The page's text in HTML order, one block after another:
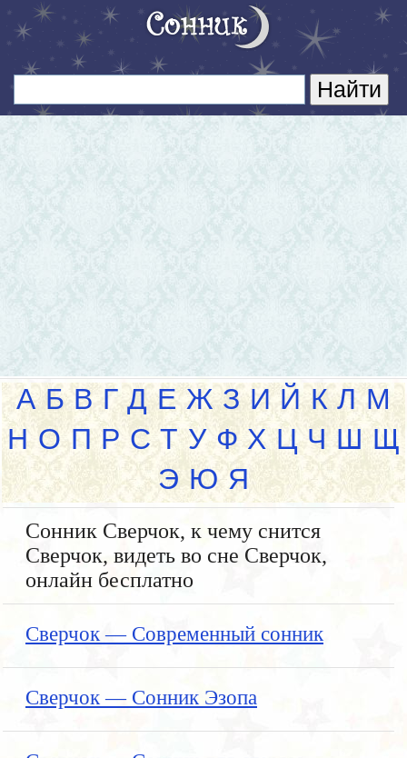
А Б В Г Д Е Ж З И Й К Л М
Н О П Р С Т У Ф Х Ц Ч Ш Щ
Э Ю Я
Сонник Сверчок, к чему снится
Сверчок, видеть во сне Сверчок,
онлайн бесплатно
Сверчок — Современный сонник
Сверчок — Сонник Эзопа